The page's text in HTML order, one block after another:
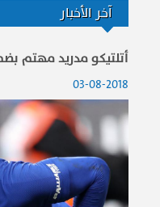
آخر الأخبار
أتلتيكو مدريد مهتم
03-08-2018